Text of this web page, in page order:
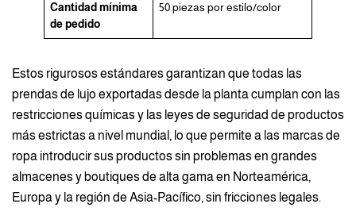
Cantidad mínima
de pedido
50 piezas por estilo/color
Estos rigurosos estándares garantizan que todas las
prendas de lujo exportadas desde la planta cumplan con las
restricciones químicas y las leyes de seguridad de productos
más estrictas a nivel mundial, lo que permite a las marcas de
ropa introducir sus productos sin problemas en grandes
almacenes y boutiques de alta gama en Norteamérica,
Europa y la región de Asia-Pacífico, sin fricciones legales.